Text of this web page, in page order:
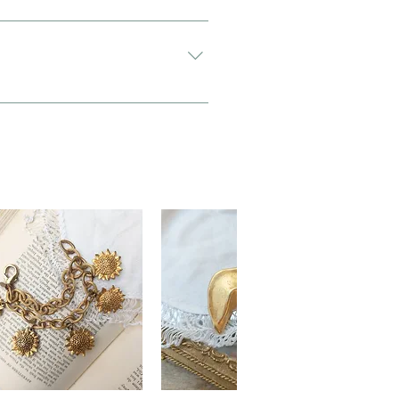
望”と入力をお願い致します。